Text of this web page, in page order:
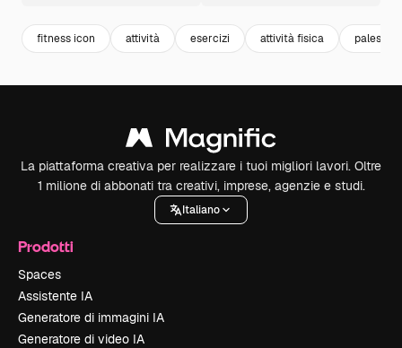
fitness icon attività esercizi attività fisica palestra
La piattaforma creativa per realizzare i tuoi migliori lavori. Oltre
1 milione di abbonati tra creativi, imprese, agenzie e studi.
Italiano
Prodotti
Spaces
Assistente IA
Generatore di immagini IA
Generatore di video IA